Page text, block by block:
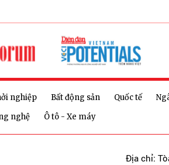
nghiệp Bất động sản Quốc tế
nghệ
Ô tô - Xe máy
Địa chỉ: